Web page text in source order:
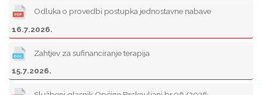
Odluka o provedbi postupka jednostavne nabave
16.7.2026.
Zahtjev za sufinanciranje terapija
15.7.2026.